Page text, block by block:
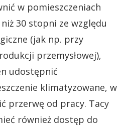
w pomieszczeniach
30 stopni ze względu
(jak np. przy
przemysłowej),
udostępnić
klimatyzowane, w
przerwę od pracy. Tacy
również dostęp do